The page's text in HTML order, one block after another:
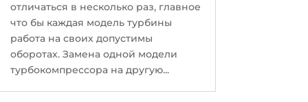
отличаться в несколько раз, главное
что бы каждая модель турбины
работа на своих допустимы
оборотах. Замена одной модели
турбокомпрессора на другую...